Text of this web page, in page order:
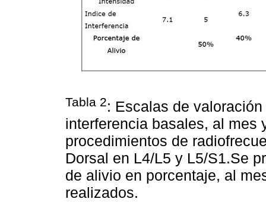
Tabla 2: Escalas de
interferencia basales, al mes
procedimientos de
Dorsal en L4/L5 y L5/S1.Se
de alivio en porcentaje, al
realizados.